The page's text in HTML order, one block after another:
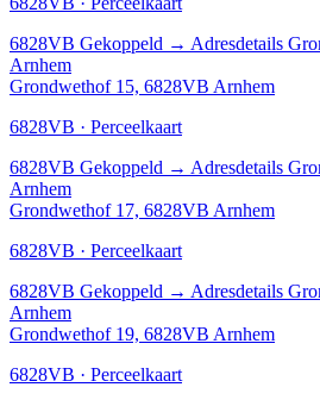
6828VB Gekoppeld → Adresdetails
Arnhem
Grondwethof 15, 6828VB Arnhem
6828VB · Perceelkaart
6828VB Gekoppeld → Adresdetails
Arnhem
Grondwethof 17, 6828VB Arnhem
6828VB · Perceelkaart
6828VB Gekoppeld → Adresdetails
Arnhem
Grondwethof 19, 6828VB Arnhem
6828VB · Perceelkaart